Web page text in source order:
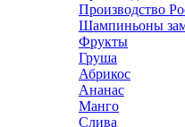
Производство
Шампиньоны
Фрукты
Груша
Абрикос
Ананас
Манго
Слива